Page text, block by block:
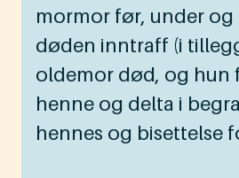
mormor før, under og
døden inntraff (i
oldemor død, og hun
henne og delta i
hennes og bisettelse